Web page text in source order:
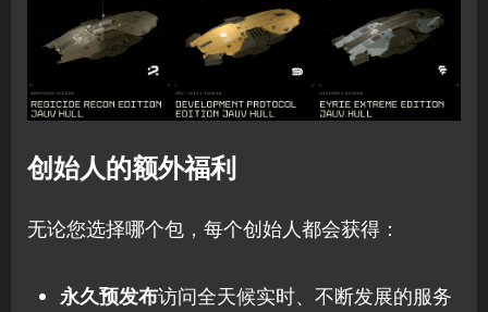
创始人的额外福利
无论您选择哪个包，每个创始人都会获得：
永久预发布访问全天候实时、不断发展的服务